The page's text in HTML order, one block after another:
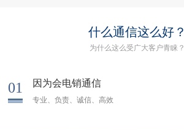
什么通信这么好？
为什么这么受广大客户青睐？
01 因为会电销通信
专业、负责、诚信、高效